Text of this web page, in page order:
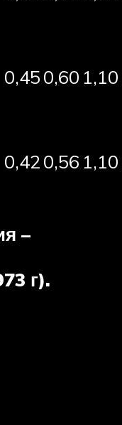
0,450,60 1,10
0,420,56 1,10
–
г).